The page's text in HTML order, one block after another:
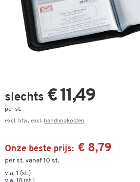
slechts € 11,49
per st.
excl. btw, excl. handlingkosten
Onze beste prijs: € 8,79
per st. vanaf 10 st.
v.a. 1 (st.)